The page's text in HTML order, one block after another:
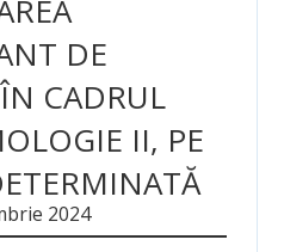
DE
CADRUL
II, PE
2024